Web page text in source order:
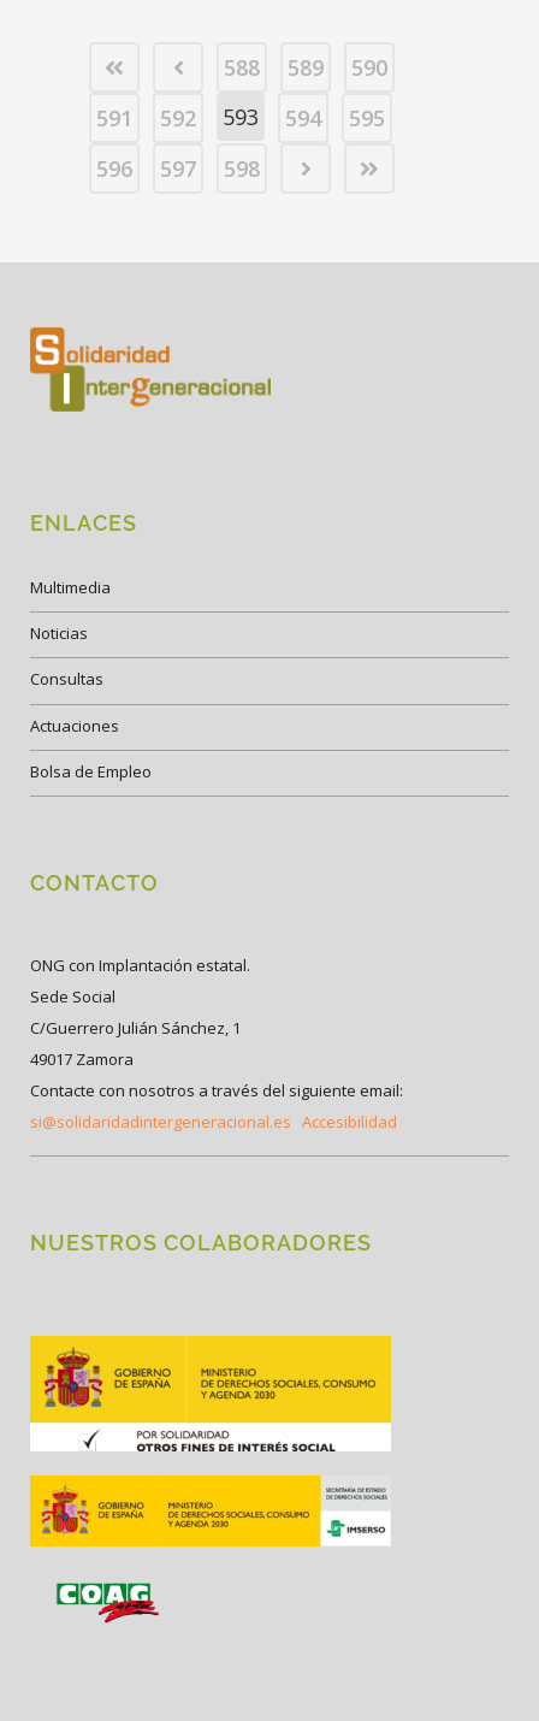
588 589
590
591
592 593 594
595
596
597 598
ENLACES
Multimedia
Noticias
Consultas
Actuaciones
Bolsa de Empleo
CONTACTO
ONG con Implantación estatal.
Sede Social
C/Guerrero Julián Sánchez, 1
49017 Zamora
Contacte con nosotros a través del siguiente email:
si@solidaridadintergeneracional.es Accesibilidad
NUESTROS COLABORADORES